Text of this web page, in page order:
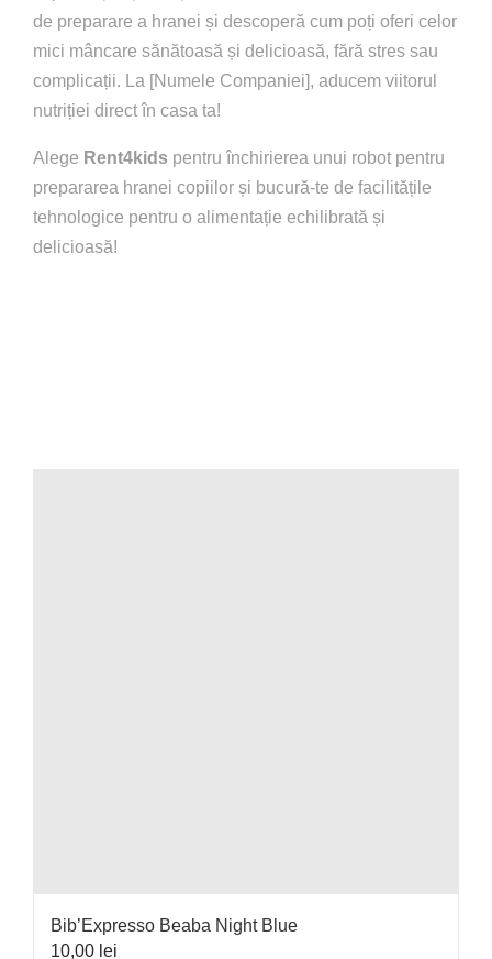
de preparare a hranei și descoperă cum poți oferi celor
mici mâncare sănătoasă și delicioasă, fără stres sau
complicații. La [Numele Companiei], aducem viitorul
nutriției direct în casa ta!
Alege Rent4kids pentru închirierea unui robot pentru
prepararea hranei copiilor și bucură-te de facilitățile
tehnologice pentru o alimentație echilibrată și
delicioasă!
Bib’Expresso Beaba Night Blue
10,00 lei